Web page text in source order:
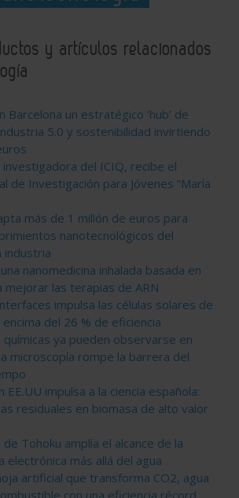
y artículos relacionados
Barcelona un estratégico ‘hub’ de
5.0 y sostenibilidad invirtiendo
investigadora del ICIQ, recibe el
de Investigación para Jóvenes “María
más de 1 millón de euros para
nanotecnológicos del
industria
nanomedicina inhalada basada en
mejorar las terapias de ARN
impulsa las células solares de
del 26 % de eficiencia
químicas ya pueden observarse en
microscopía rompe la barrera del
EE.UU impulsa a la ciencia española:
residuales en biomasa de alto valor
Tohoku amplía el alcance de la
electrónica más allá del agua
artificial que transforma CO2, agua
con una eficiencia récord